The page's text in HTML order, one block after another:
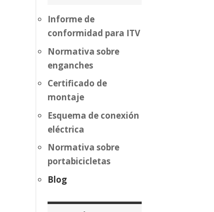
Informe de
conformidad para ITV
Normativa sobre
enganches
Certificado de
montaje
Esquema de conexión
eléctrica
Normativa sobre
portabicicletas
Blog